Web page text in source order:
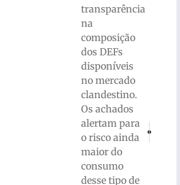
transparência
na
composição
dos DEFs
disponíveis
no mercado
clandestino.
Os achados
alertam para
o risco ainda
maior do
consumo
desse tipo de
PRÓXIMO
Saúde alerta